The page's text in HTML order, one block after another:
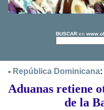
BUSCAR en
- República Dominicana:
Aduanas retiene
de la